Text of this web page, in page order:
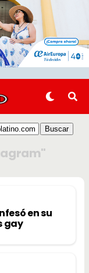
en su
gay